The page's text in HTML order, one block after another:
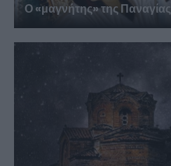
Ο «μαγνήτης» της Παναγίας